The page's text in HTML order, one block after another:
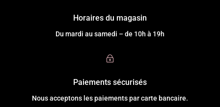
Horaires du magasin
Du mardi au samedi – de 10h à 19h
~
Paiements sécurisés
Nous acceptons les paiements par carte bancaire.